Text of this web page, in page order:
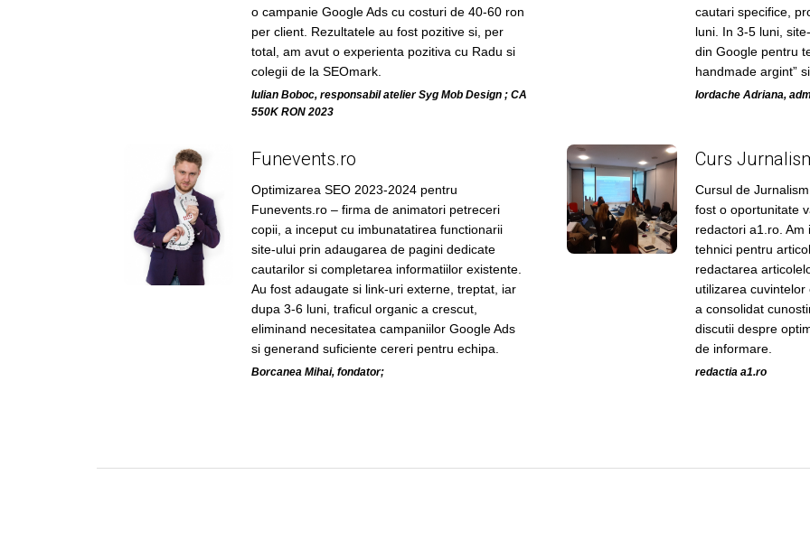
o campanie Google Ads cu costuri de 40-60 ron
per client. Rezultatele au fost pozitive si, per
total, am avut o experienta pozitiva cu Radu si
colegii de la SEOmark.
Iulian Boboc, responsabil atelier Syg Mob Design ; CA
550K RON 2023
cautari specifice,
luni. In 3-5 luni,
din Google pentru
handmade argint”
Iordache Adriana,
Funevents.ro
Optimizarea SEO 2023-2024 pentru
Funevents.ro – firma de animatori petreceri
copii, a inceput cu imbunatatirea functionarii
site-ului prin adaugarea de pagini dedicate
cautarilor si completarea informatiilor existente.
Au fost adaugate si link-uri externe, treptat, iar
dupa 3-6 luni, traficul organic a crescut,
eliminand necesitatea campaniilor Google Ads
si generand suficiente cereri pentru echipa.
Borcanea Mihai, fondator;
Curs
Cursul de
fost o oportunitate
redactori a1.ro.
tehnici pentru
redactarea
utilizarea
a consolidat
discutii despre
de informare.
redactia a1.ro